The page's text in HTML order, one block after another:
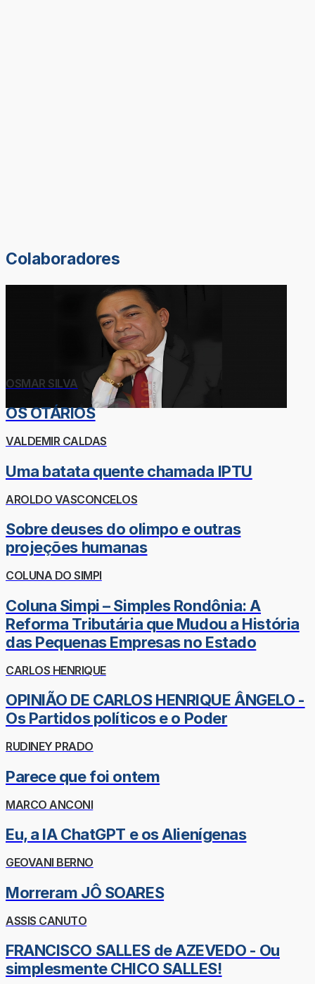
Colaboradores
OSMAR SILVA
OS OTÁRIOS
VALDEMIR CALDAS
Uma batata quente chamada IPTU
AROLDO VASCONCELOS
Sobre deuses do olimpo e outras
projeções humanas
COLUNA DO SIMPI
Coluna Simpi – Simples Rondônia: A
Reforma Tributária que Mudou a História
das Pequenas Empresas no Estado
CARLOS HENRIQUE
OPINIÃO DE CARLOS HENRIQUE ÂNGELO -
Os Partidos políticos e o Poder
RUDINEY PRADO
Parece que foi ontem
MARCO ANCONI
Eu, a IA ChatGPT e os Alienígenas
GEOVANI BERNO
Morreram JÔ SOARES
ASSIS CANUTO
FRANCISCO SALLES de AZEVEDO - Ou
simplesmente CHICO SALLES!